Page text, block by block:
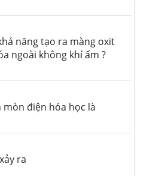
năng tạo ra màng oxit
ngoài không khí ẩm ?
điện hóa học là
ra